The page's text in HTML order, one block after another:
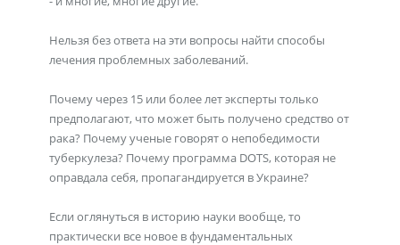
Нельзя без ответа на эти вопросы найти способы
лечения проблемных заболеваний.
Почему через 15 или более лет эксперты только
предполагают, что может быть получено средство от
рака? Почему ученые говорят о непобедимости
туберкулеза? Почему программа DOTS, которая не
оправдала себя, пропагандируется в Украине?
Если оглянуться в историю науки вообще, то
практически все новое в фундаментальных